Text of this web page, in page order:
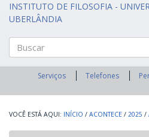
INSTITUTO DE FILOSOFIA -
UBERLÂNDIA
Buscar
Serviços Telefones
INÍCIO / ACONTECE / 2025 /